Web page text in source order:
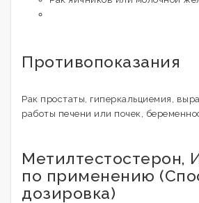
Противопоказания
Рак простаты, гиперкальциемия,
работы печени или почек,
Метилтестостерон,
по применению
дозировка)